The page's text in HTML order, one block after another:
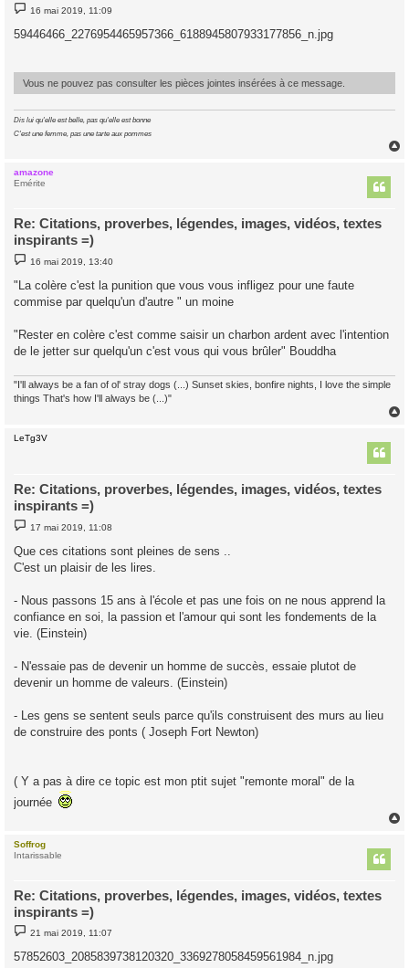
M
e
s
s
e
16 mai 2019, 11:09
59446466_2276954465957366_6188945807933177856_n.jpg
Vous ne pouvez pas consulter les pièces jointes insérées à ce message.
Dis lui qu'elle est belle, pas qu'elle est bonne
C'est une femme, pas une tarte aux pommes
amazone
Emérite
Re: Citations, proverbes, légendes, images, vidéos, textes
inspirants =)
M
e
s
a
16 mai 2019, 13:40
"La colère c'est la punition que vous vous infligez pour une faute
commise par quelqu'un d'autre " un moine
"Rester en colère c'est comme saisir un charbon ardent avec l'intention
de le jetter sur quelqu'un c'est vous qui vous brûler" Bouddha
"I'll always be a fan of ol' stray dogs (...) Sunset skies, bonfire nights, I love the simple
things That's how I'll always be (...)"
LeTg3V
Re: Citations, proverbes, légendes, images, vidéos, textes
inspirants =)
M
e
s
a
17 mai 2019, 11:08
Que ces citations sont pleines de sens ..
C'est un plaisir de les lires.
- Nous passons 15 ans à l'école et pas une fois on ne nous apprend la
confiance en soi, la passion et l'amour qui sont les fondements de la
vie. (Einstein)
- N'essaie pas de devenir un homme de succès, essaie plutot de
devenir un homme de valeurs. (Einstein)
- Les gens se sentent seuls parce qu'ils construisent des murs au lieu
de construire des ponts ( Joseph Fort Newton)
( Y a pas à dire ce topic est mon ptit sujet "remonte moral" de la
journée
Soffrog
Intarissable
Re: Citations, proverbes, légendes, images, vidéos, textes
inspirants =)
M
e
s
s
21 mai 2019, 11:07
57852603_2085839738120320_3369278058459561984_n.jpg